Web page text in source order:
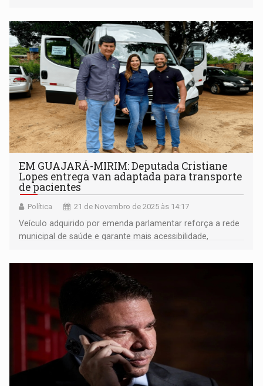
EM GUAJARÁ-MIRIM: Deputada Cristiane
Lopes entrega van adaptada para transporte
de pacientes
Política 21 de Novembro de 2025 às 14:17
Veículo adquirido por emenda parlamentar reforça a rede
municipal de saúde e garante mais acessibilidade,